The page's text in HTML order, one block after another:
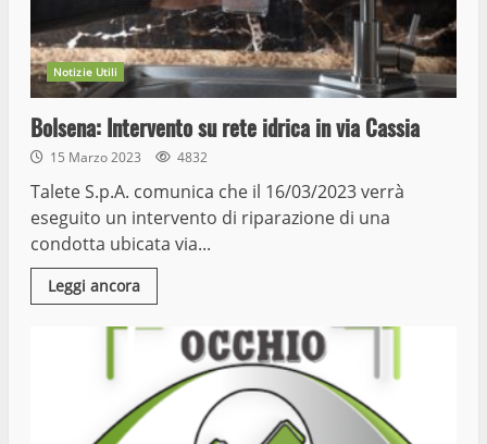
Notizie Utili
Bolsena: Intervento su rete idrica in via Cassia
15 Marzo 2023 4832
Talete S.p.A. comunica che il 16/03/2023 verrà
eseguito un intervento di riparazione di una
condotta ubicata via...
Leggi ancora